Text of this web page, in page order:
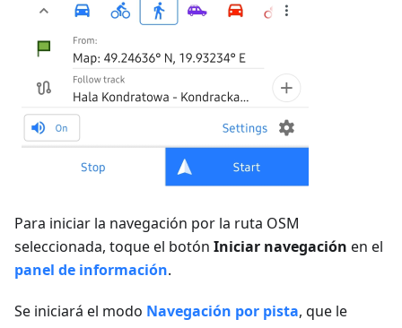
Para iniciar la navegación por la ruta OSM
seleccionada, toque el botón Iniciar navegación en el
panel de información.
Se iniciará el modo Navegación por pista, que le